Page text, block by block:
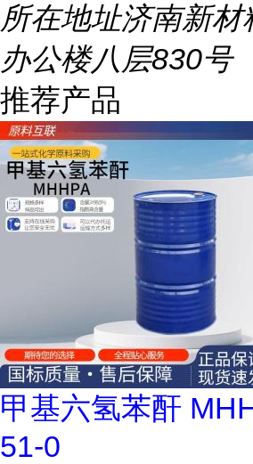
所在地址济南新材
办公楼八层830号
推荐产品
甲基六氢苯酐
51-0